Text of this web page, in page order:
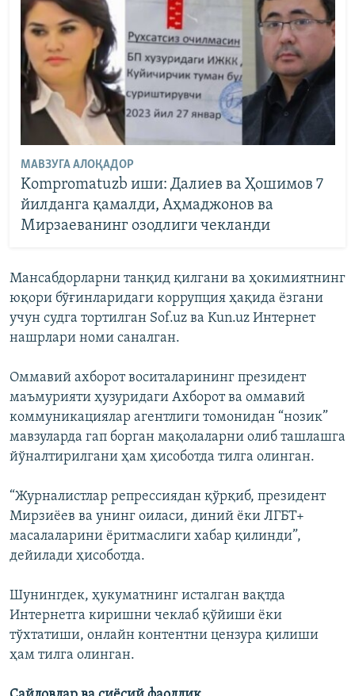
МАВЗУГА АЛОҚАДОР
Kompromаtuzb иши: Далиев ва Ҳошимов 7
йилданга қамалди, Аҳмаджонов ва
Мирзаеванинг озодлиги чекланди
Мансабдорларни танқид қилгани ва ҳокимиятнинг
юқори бўғинларидаги коррупция ҳақида ёзгани
учун судга тортилган Sof.uz ва Kun.uz Интернет
нашрлари номи саналган.
Оммавий ахборот воситаларининг президент
маъмурияти ҳузуридаги Ахборот ва оммавий
коммуникациялар агентлиги томонидан “нозик”
мавзуларда гап борган мақолаларни олиб ташлашга
йўналтирилгани ҳам ҳисоботда тилга олинган.
“Журналистлар репрессиядан қўрқиб, президент
Мирзиёев ва унинг оиласи, диний ёки ЛГБТ+
масалаларини ёритмаслиги хабар қилинди”,
дейилади ҳисоботда.
Шунингдек, ҳукуматнинг исталган вақтда
Интернетга киришни чеклаб қўйиши ёки
тўхтатиши, онлайн контентни цензура қилиши
ҳам тилга олинган.